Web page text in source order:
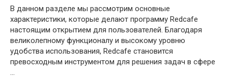
В данном разделе мы рассмотрим основные
характеристики, которые делают программу Redcafe
настоящим открытием для пользователей. Благодаря
великолепному функционалу и высокому уровню
удобства использования, Redcafe становится
превосходным инструментом для решения задач в сфере
…